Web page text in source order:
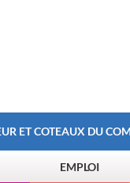
ET COTEAUX DU
EMPLOI